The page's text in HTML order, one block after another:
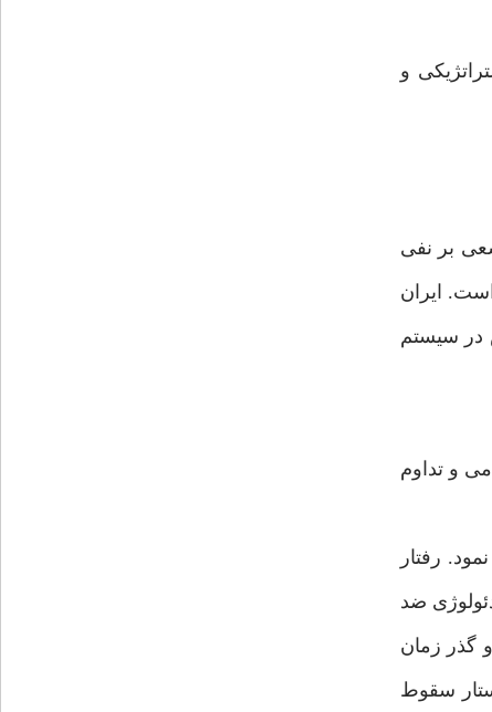
و
بر نفى
ايران
در سيستم
و تداوم
رفتار
ضد
گذر زمان
سقوط